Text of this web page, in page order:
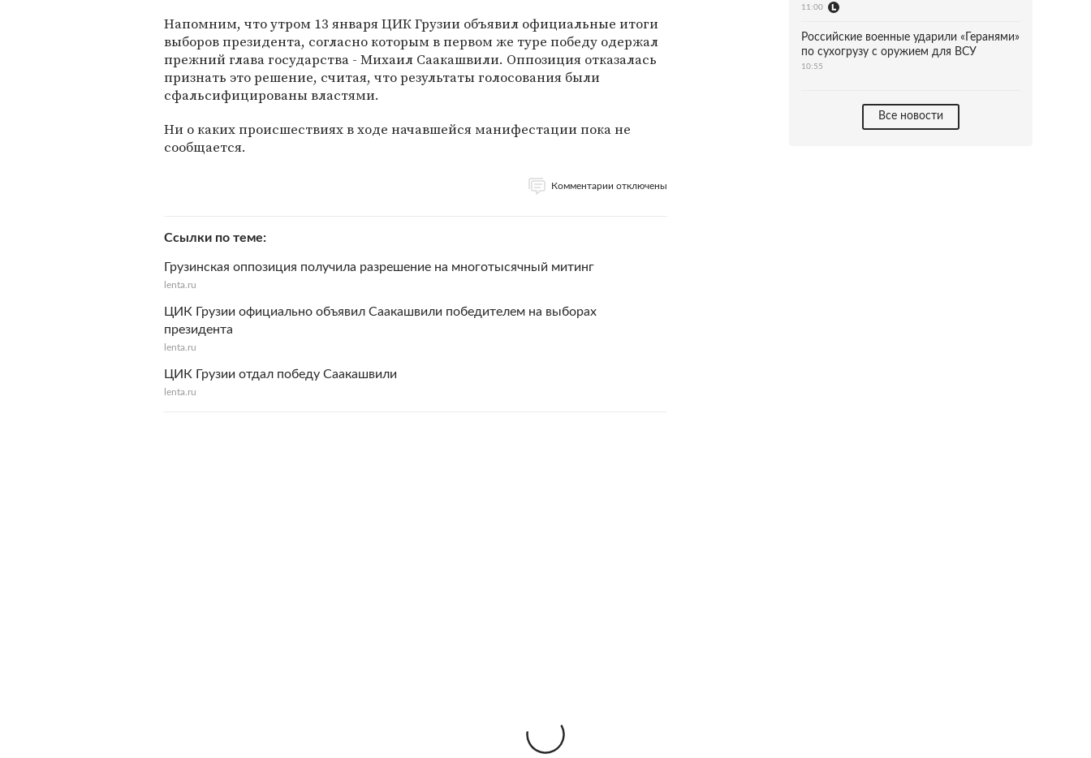
Напомним, что утром 13 января ЦИК Грузии объявил официальные итоги
выборов президента, согласно которым в первом же туре победу одержал
прежний глава государства - Михаил Саакашвили. Оппозиция отказалась
признать это решение, считая, что результаты голосования были
сфальсифицированы властями.
Ни о каких происшествиях в ходе начавшейся манифестации пока не
сообщается.
Комментарии отключены
Ссылки по теме
Грузинская оппозиция получила разрешение на многотысячный митинг
lenta.ru
ЦИК Грузии официально объявил Саакашвили победителем на выборах
президента
lenta.ru
ЦИК Грузии отдал победу Саакашвили
lenta.ru
11:00
Российские военные ударили «Геранями»
по сухогрузу с оружием для ВСУ
10:55
Все новости